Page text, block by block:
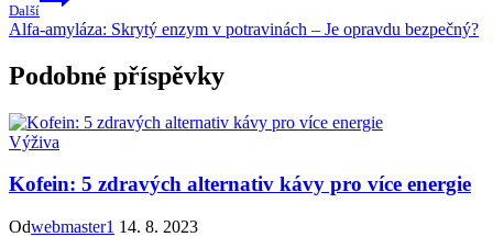
Další
Alfa-amyláza: Skrytý enzym v potravinách – Je opravdu bezpečný?
Podobné příspěvky
Výživa
Kofein: 5 zdravých alternativ kávy pro více energie
Odwebmaster1 14. 8. 2023